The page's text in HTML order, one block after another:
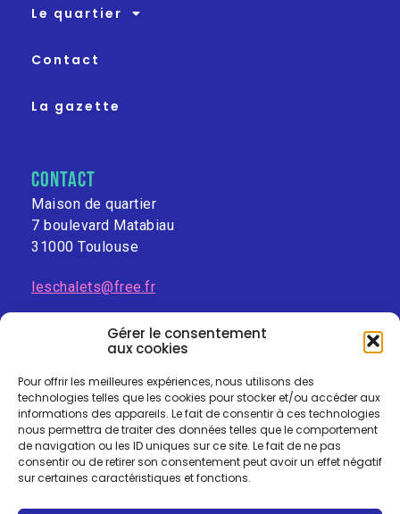
Gérer le consentement
aux cookies
Pour offrir les meilleures expériences, nous utilisons des
technologies telles que les cookies pour stocker et/ou accéder aux
informations des appareils. Le fait de consentir à ces technologies
nous permettra de traiter des données telles que le comportement
de navigation ou les ID uniques sur ce site. Le fait de ne pas
consentir ou de retirer son consentement peut avoir un effet négatif
sur certaines caractéristiques et fonctions.
Le quartier
Contact
La gazette
contact
Maison de quartier
7 boulevard Matabiau
31000 Toulouse
leschalets@free.fr